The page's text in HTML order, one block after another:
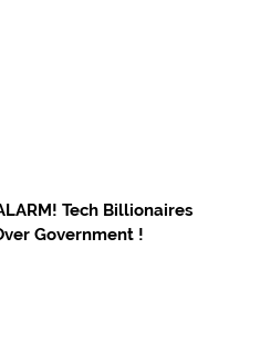
Tech Billionaires
Government !